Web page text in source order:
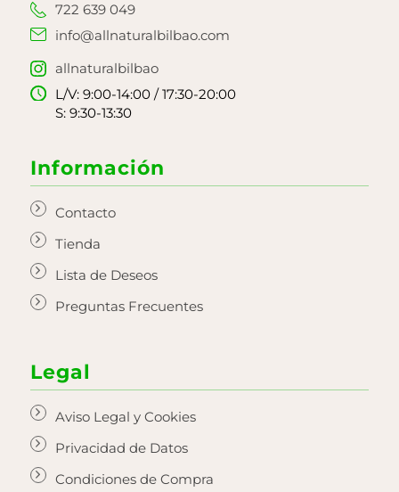
722 639 049
info@allnaturalbilbao.com
allnaturalbilbao
L/V: 9:00-14:00 / 17:30-20:00
S: 9:30-13:30
Información
Contacto
Tienda
Lista de Deseos
Preguntas Frecuentes
Legal
Aviso Legal y Cookies
Privacidad de Datos
Condiciones de Compra